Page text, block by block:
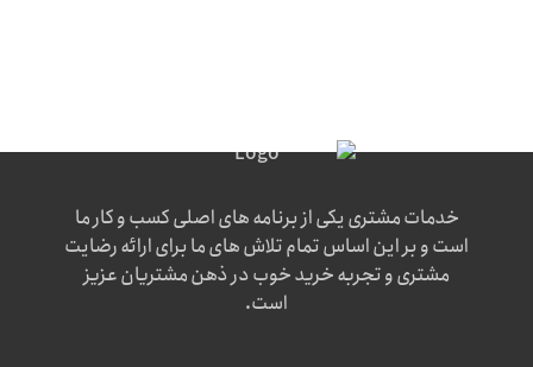
خدمات مشتری یکی از برنامه های اصلی کسب و کار ما
است و بر این اساس تمام تلاش های ما برای ارائه رضایت
مشتری و تجربه خرید خوب در ذهن مشتریان عزیز
است.